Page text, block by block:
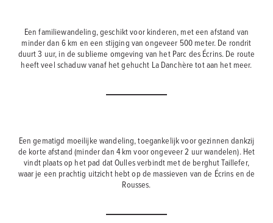
Een familiewandeling, geschikt voor kinderen, met een afstand van
minder dan 6 km en een stijging van ongeveer 500 meter. De rondrit
duurt 3 uur, in de sublieme omgeving van het Parc des Écrins. De route
heeft veel schaduw vanaf het gehucht La Danchère tot aan het meer.
Een gematigd moeilijke wandeling, toegankelijk voor gezinnen dankzij
de korte afstand (minder dan 4 km voor ongeveer 2 uur wandelen). Het
vindt plaats op het pad dat Oulles verbindt met de berghut Taillefer,
waar je een prachtig uitzicht hebt op de massieven van de Écrins en de
Rousses.